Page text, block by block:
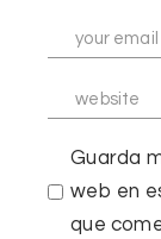
Guarda
web en
que